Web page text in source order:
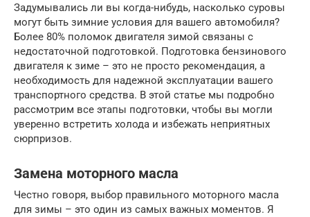
Задумывались ли вы когда-нибудь, насколько суровы
могут быть зимние условия для вашего автомобиля?
Более 80% поломок двигателя зимой связаны с
недостаточной подготовкой. Подготовка бензинового
двигателя к зиме – это не просто рекомендация, а
необходимость для надежной эксплуатации вашего
транспортного средства. В этой статье мы подробно
рассмотрим все этапы подготовки, чтобы вы могли
уверенно встретить холода и избежать неприятных
сюрпризов.
Замена моторного масла
Честно говоря, выбор правильного моторного масла
для зимы – это один из самых важных моментов. Я